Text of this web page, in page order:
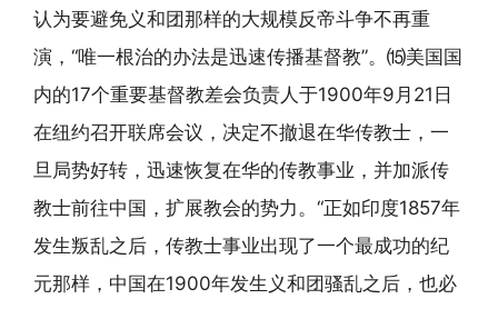
认为要避免义和团那样的大规模反帝斗争不再重
演，“唯一根治的办法是迅速传播基督教”。⒂美国国
内的17个重要基督教差会负责人于1900年9月21日
在纽约召开联席会议，决定不撤退在华传教士，一
旦局势好转，迅速恢复在华的传教事业，并加派传
教士前往中国，扩展教会的势力。“正如印度1857年
发生叛乱之后，传教士事业出现了一个最成功的纪
元那样，中国在1900年发生义和团骚乱之后，也必